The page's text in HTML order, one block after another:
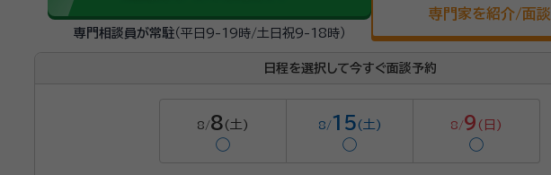
専門相談員が常駐（平日9-19時/土日祝9-18時）
専門家を紹介/面
日程を選択して今すぐ面談予約
8/8 (土)
◯
8/15(土)
◯
8/9 (日)
◯